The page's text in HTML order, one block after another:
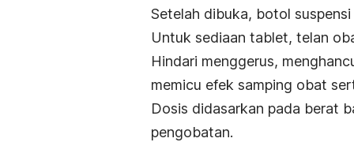
Setelah dibuka, botol
Untuk sediaan tablet, telan
Hindari menggerus,
memicu efek samping obat
Dosis didasarkan pada berat
pengobatan.